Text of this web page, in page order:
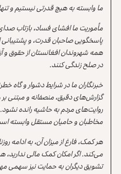
ما وابسته به هیچ قدرتی نیستیم و
مأموریت ما افشای فساد، بازتاب
پاسخگویی صاحبان قدرت، و
همه شهروندان افغانستان از حقوق و
در صلح زندگی کنند.
خبرنگاران ما در شرایط دشوار و گاه
گزارش‌های دقیق، منصفانه و مبتنی
روایت‌های مردم به حاشیه رانده
مخاطبان و حامیان مستقل وابسته
هر کمک، فارغ از میزان آن، به ادامه
می‌کند. اگر امکان کمک مالی
تشویق دیگران به حمایت نیز سهمی